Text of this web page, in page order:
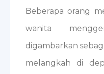
Beberapa orang
wanita
digambarkan
melangkah di